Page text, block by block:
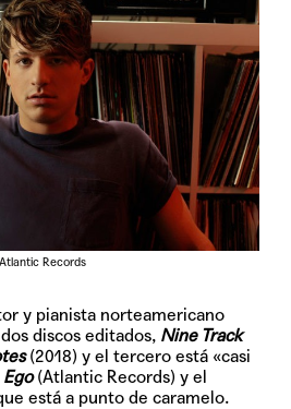
Records
y pianista norteamericano
discos editados, Nine Track
(2018) y el tercero está «casi
Ego(Atlantic Records) y el
está a punto de caramelo.